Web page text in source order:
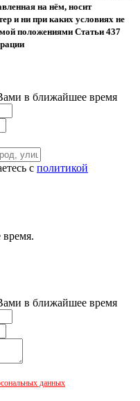
на нём, носит
и ни при каких условиях не
положениями Статьи 437
в ближайшее время
с политикой
в ближайшее время
данных